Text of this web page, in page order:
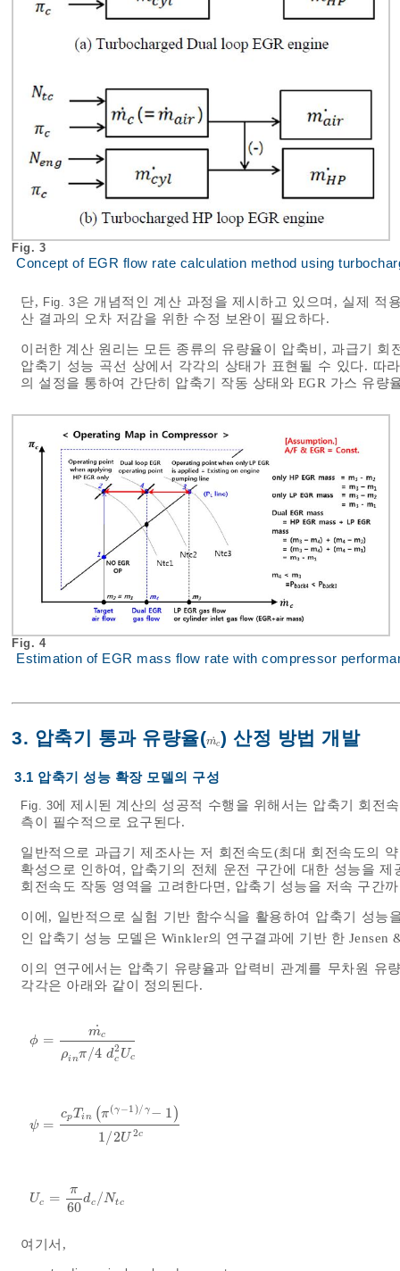
Fig. 3
Concept of EGR flow rate calculation method using
단, Fig. 3은 개념적인 계산 과정을 제시하고 있으며, 실제 적
산 결과의 오차 저감을 위한 수정 보완이 필요하다.
이러한 계산 원리는 모든 종류의 유량율이 압축비, 과급기
압축기 성능 곡선 상에서 각각의 상태가 표현될 수 있다. 따
의 설정을 통하여 간단히 압축기 작동 상태와 EGR 가스 유량
Fig. 4
Estimation of EGR mass flow rate with compressor
3. 압축기 통과 유량율(mc
˙
mc˙
) 산정 방법 개발
3.1 압축기 성능 확장 모델의 구성
Fig. 3에 제시된 계산의 성공적 수행을 위해서는 압축기 회전
측이 필수적으로 요구된다.
일반적으로 과급기 제조사는 저 회전속도(최대 회전속도의
확성으로 인하여, 압축기의 전체 운전 구간에 대한 성능을
회전속도 작동 영역을 고려한다면, 압축기 성능을 저속 구간
이에, 일반적으로 실험 기반 함수식을 활용하여 압축기 성능
인 압축기 성능 모델은 Winkler의 연구결과에 기반 한 Jensen
이의 연구에서는 압축기 유량율과 압력비 관계를 무차원 유
각각은 아래와 같이 정의된다.
ϕ =
mc
˙
ρinπ /4 d2
c Uc
ϕ=m c˙ρinπ/4 dc
ψ =
cpTin (π(γ −1 )/ γ − 1 )
1/2U 2c
ψ =cpTinπγ-1/γ-11/2U
Uc =
π
60
dc /Ntc
Uc=π60dc/N
여기서,